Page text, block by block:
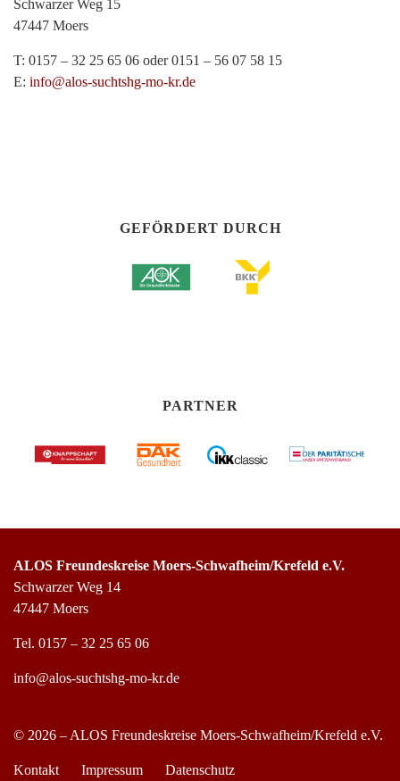
Schwarzer Weg 15
47447 Moers
T: 0157 – 32 25 65 06 oder 0151 – 56 07 58 15
E: info@alos-suchtshg-mo-kr.de
GEFÖRDERT DURCH
PARTNER
ALOS Freundeskreise Moers-Schwafheim/Krefeld e.V.
Schwarzer Weg 14
47447 Moers
Tel. 0157 – 32 25 65 06
info@alos-suchtshg-mo-kr.de
© 2026 – ALOS Freundeskreise Moers-Schwafheim/Krefeld e.V.
Kontakt Impressum Datenschutz